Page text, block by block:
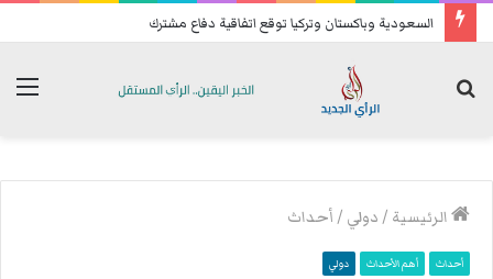
السعودية وباكستان وتركيا توقع اتفاقية دفاع مشترك
الرئيسية /دولي /أحداث
أحداث أهم الأحداث دولي